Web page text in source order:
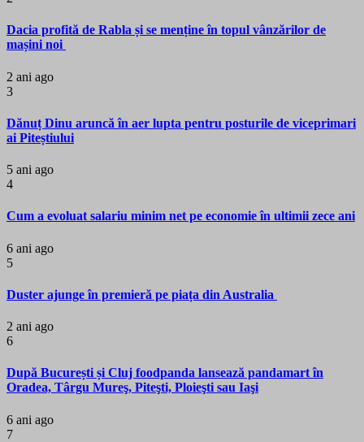
Dacia profită de Rabla și se menține în topul vânzărilor de
mașini noi
2 ani ago
3
Dănuț Dinu aruncă în aer lupta pentru posturile de viceprimari
ai Piteștiului
5 ani ago
4
Cum a evoluat salariu minim net pe economie în ultimii zece ani
6 ani ago
5
Duster ajunge în premieră pe piața din Australia
2 ani ago
6
După București și Cluj foodpanda lansează pandamart în
Oradea, Târgu Mureş, Piteşti, Ploieşti sau Iaşi
6 ani ago
7